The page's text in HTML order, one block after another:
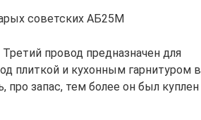
советских АБ25М
провод предназначен для
плиткой и кухонным гарнитуром в
про запас, тем более он был куплен